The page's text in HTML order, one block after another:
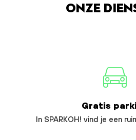
Onze
Gratis
In SPARKOH! vind je een